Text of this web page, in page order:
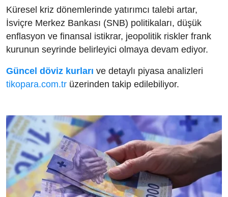
Küresel kriz dönemlerinde yatırımcı talebi artar,
İsviçre Merkez Bankası (SNB) politikaları, düşük
enflasyon ve finansal istikrar, jeopolitik riskler frank
kurunun seyrinde belirleyici olmaya devam ediyor.
Güncel döviz kurları ve detaylı piyasa analizleri
tikopara.com.tr üzerinden takip edilebiliyor.